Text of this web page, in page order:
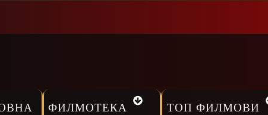
ФИЛМОТЕКА ТОП ФИЛМОВИ